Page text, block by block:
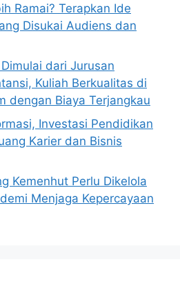
Ramai? Terapkan Ide
Disukai Audiens dan
dari Jurusan
Kuliah Berkualitas di
dengan Biaya Terjangkau
Investasi Pendidikan
Karier dan Bisnis
Kemenhut Perlu Dikelola
Menjaga Kepercayaan